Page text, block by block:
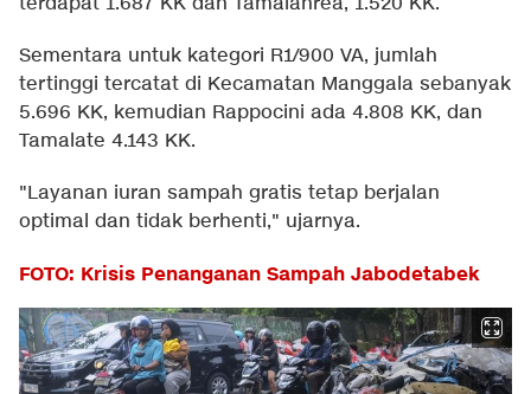
Sementara untuk kategori R1/900 VA, jumlah
tertinggi tercatat di Kecamatan Manggala sebanyak
5.696 KK, kemudian Rappocini ada 4.808 KK, dan
Tamalate 4.143 KK.
"Layanan iuran sampah gratis tetap berjalan
optimal dan tidak berhenti," ujarnya.
FOTO: Krisis Penanganan Sampah Jabodetabek